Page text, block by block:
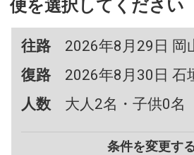
便を選択してください
往路
2026年8月29日
復路
2026年8月30日 石
人数
大人2名・子供0名
条件を変更す